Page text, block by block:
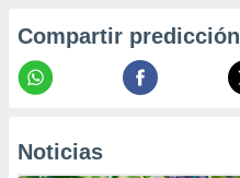
utilizar
uso de
Compartir predicción
Noticias